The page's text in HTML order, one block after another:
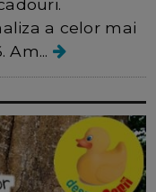
a celor mai
Am...